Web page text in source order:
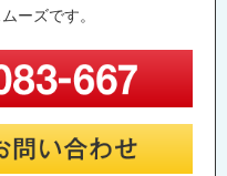
ーズです。